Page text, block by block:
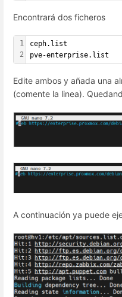
Encontrará dos ficheros
1
2
ceph.list
pve-enterprise.list
Edite ambos y añada una
(comente la linea).
A continuación ya puede